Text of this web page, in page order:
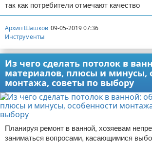
так как потребители отмечают качество
Архип Шашков 09-05-2019 07:36
Инструменты
Из чего сделать потолок в
материалов, плюсы и минусы,
монтажа, советы по выбору
Планируя ремонт в ванной, хозяевам
заниматься вопросами, касающимися